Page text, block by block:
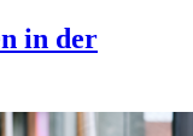
in der